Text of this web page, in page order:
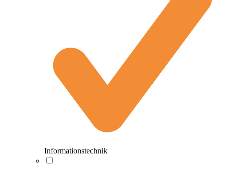
Informationstechnik